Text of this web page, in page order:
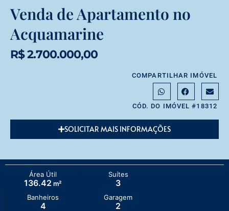
Venda de Apartamento no
Acquamarine
R$ 2.700.000,00
COMPARTILHAR IMÓVEL
CÓD. DO IMÓVEL #18312
SOLICITAR MAIS INFORMAÇÕES
Área Útil
136.42 m²
Suítes
3
Banheiros
4
Garagem
2